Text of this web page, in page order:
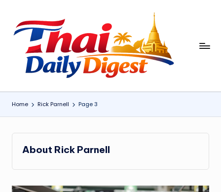
D
ai
ly
Di
g
e
Home Rick Parnell Page 3
About Rick Parnell